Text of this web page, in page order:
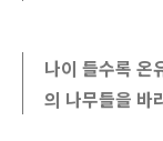
나이 들수록 온
의 나무들을 바